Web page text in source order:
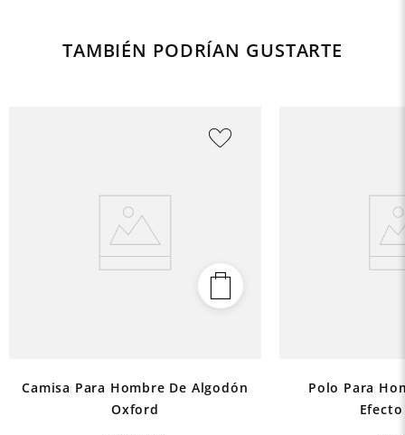
TAMBIÉN PODRÍAN GUSTARTE
Camisa Para Hombre De Algodón
Oxford
Polo Para